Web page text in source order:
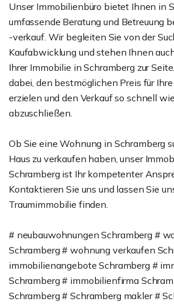
Unser Immobilienbüro bietet Ihnen in
umfassende Beratung und Betreuung
-verkauf. Wir begleiten Sie von der
Kaufabwicklung und stehen Ihnen
Ihrer Immobilie in Schramberg zur
dabei, den bestmöglichen Preis für
erzielen und den Verkauf so schnell
abzuschließen.
Ob Sie eine Wohnung in Schramberg
Haus zu verkaufen haben, unser
Schramberg ist Ihr kompetenter
Kontaktieren Sie uns und lassen Sie
Traumimmobilie finden.
# neubauwohnungen Schramberg #
Schramberg # wohnung verkaufen
immobilienangebote Schramberg #
Schramberg # immobilienfirma
Schramberg # Schramberg makler #